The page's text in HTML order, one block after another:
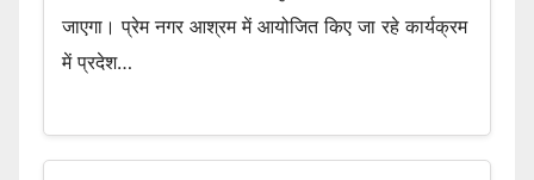
जाएगा। प्रेम नगर आश्रम में आयोजित किए जा रहे कार्यक्रम
में प्रदेश…